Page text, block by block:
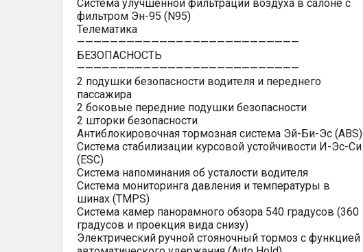
Система улучшенной фильтрации воздуха в салоне с
фильтром Эн-95 (N95)
Телематика
———————————————————————————
БЕЗОПАСНОСТЬ
———————————————————————————
2 подушки безопасности водителя и переднего
пассажира
2 боковые передние подушки безопасности
2 шторки безопасности
Антиблокировочная тормозная система Эй-Би-Эс (ABS)
Система стабилизации курсовой устойчивости И-Эс-Си
(ESC)
Система напоминания об усталости водителя
Система мониторинга давления и температуры в
шинах (TMPS)
Система камер панорамного обзора 540 градусов (360
градусов и проекция вида снизу)
Электрический ручной стояночный тормоз с функцией